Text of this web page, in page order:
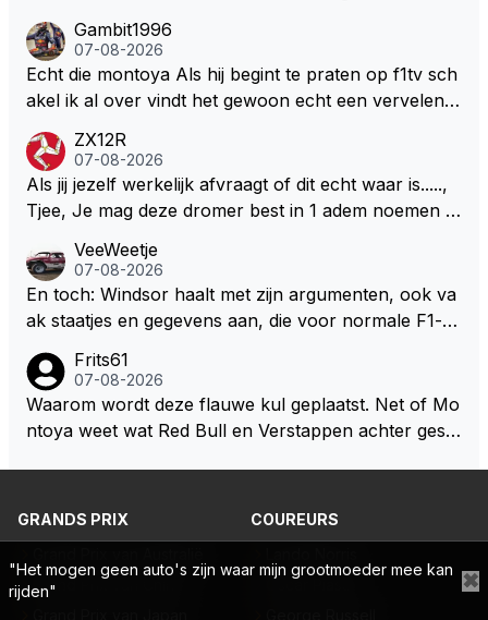
milton, hahahaha. Latifi pakt ze allemaal met de oge
n dicht met als onbetwiste nummer 2 of GOATINES
S Lawson natuurlijk 😂😂😂😂😂
Gambit1996
07-08-2026
Echt die montoya Als hij begint te praten op f1tv sch
akel ik al over vindt het gewoon echt een vervelend
weet 🤮🤮
ZX12R
07-08-2026
Als jij jezelf werkelijk afvraagt of dit echt waar is.....,
Tjee, Je mag deze dromer best in 1 adem noemen m
aar voordragen uit eigen geest. Kan mij voorstellen d
at je het leuk vindt sprookjes te luisteren maar heb jij
jezelf dan ook wel eens afgevraagd of de dappere b
ze wolff gesneden heeft?
VeeWeetje
07-08-2026
En toch: Windsor haalt met zijn argumenten, ook va
ak staatjes en gegevens aan, die voor normale F1-fa
okies made of your own dough" 🤣
Frits61
07-08-2026
Waarom wordt deze flauwe kul geplaatst. Net of Mo
ntoya weet wat Red Bull en Verstappen achter geslo
GRANDS PRIX
Grand Prix van China
COUREURS
Oscar Piastri
"Het mogen geen auto's zijn waar mijn grootmoeder mee kan
rijden"
✖